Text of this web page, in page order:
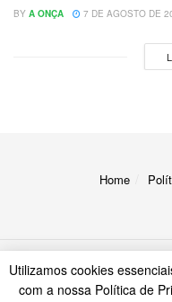
BY A ONÇA 7 DE AGOSTO DE
Home
Utilizamos cookies
com a nossa Política de